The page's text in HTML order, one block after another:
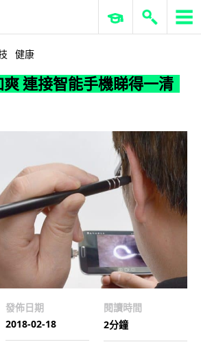
更加爽 連接智能手機睇得一清二楚
ERP 與商業 AI
健康
連接智能手機睇得一清
發佈日期
2018-02-18
閱讀時間
2分鐘